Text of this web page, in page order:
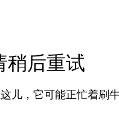
稍后重试
儿，它可能正忙着刷